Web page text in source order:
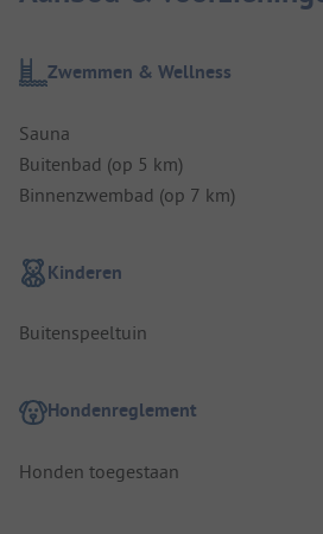
Zwemmen & Wellness
Sauna
Buitenbad (op 5 km)
Binnenzwembad (op 7 km)
Kinderen
Buitenspeeltuin
Hondenreglement
Honden toegestaan